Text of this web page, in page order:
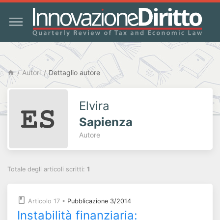
Autori Dettaglio autore
Elvira
Sapienza
Autore
Totale degli articoli scritti: 1
Articolo 17 • Pubblicazione 3/2014
Instabilità finanziaria: